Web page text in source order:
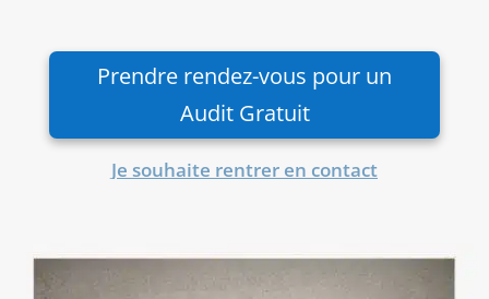
Prendre rendez-vous pour un
Audit Gratuit
Je souhaite rentrer en contact